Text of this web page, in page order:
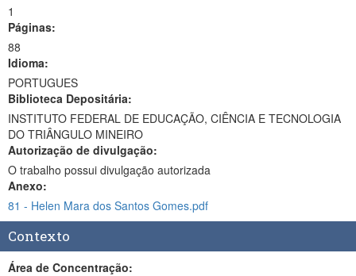
1
Páginas:
88
Idioma:
PORTUGUES
Biblioteca Depositária:
INSTITUTO FEDERAL DE EDUCAÇÃO, CIÊNCIA E TECNOLOGIA
DO TRIÂNGULO MINEIRO
Autorização de divulgação:
O trabalho possui divulgação autorizada
Anexo:
81 - Helen Mara dos Santos Gomes.pdf
Contexto
Área de Concentração: